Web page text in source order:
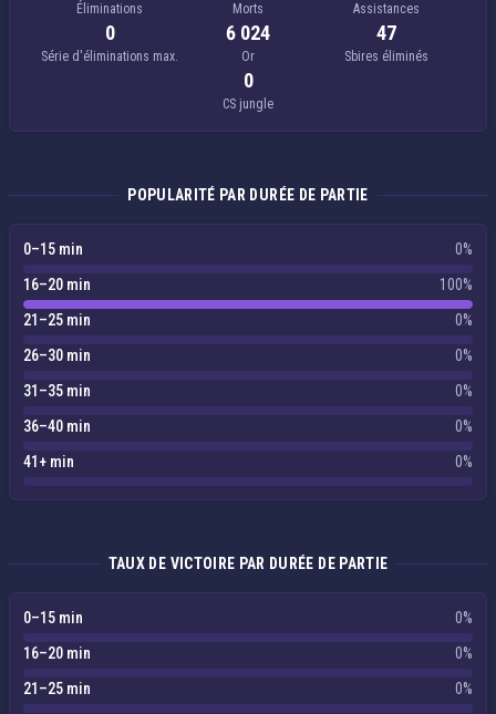
Éliminations Morts Assistances
0
Série d'éliminations max.
6 024
Or
47
Sbires éliminés
0
CS jungle
POPULARITÉ PAR DURÉE DE PARTIE
0–15 min
0%
16–20 min
100%
21–25 min
0%
26–30 min
0%
31–35 min
0%
36–40 min
0%
41+ min
0%
TAUX DE VICTOIRE PAR DURÉE DE PARTIE
0–15 min
0%
16–20 min
0%
21–25 min
0%